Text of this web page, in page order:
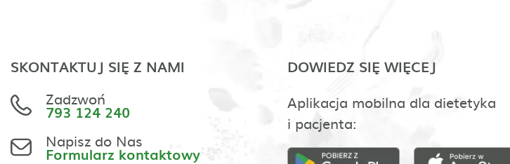
SKONTAKTUJ SIĘ Z NAMI
Zadzwoń
793 124 240
Napisz do Nas
Formularz kontaktowy
DOWIEDZ SIĘ WIĘCEJ
Aplikacja mobilna dla dietetyka
i pacjenta: